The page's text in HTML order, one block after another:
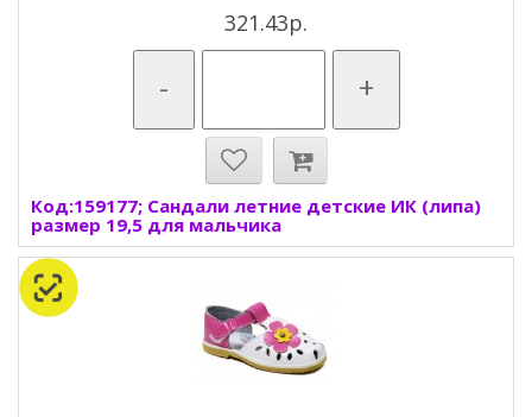
321.43р.
- +
Код:159177; Сандали летние детские ИК (липа)
размер 19,5 для мальчика